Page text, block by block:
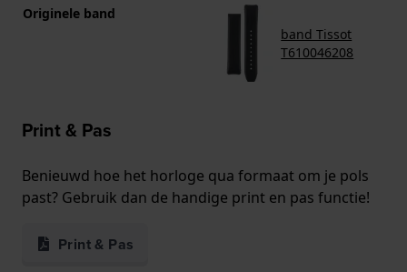
Originele band
band Tissot
T610046208
Print & Pas
Benieuwd hoe het horloge qua formaat om je pols
past? Gebruik dan de handige print en pas functie!
Print & Pas